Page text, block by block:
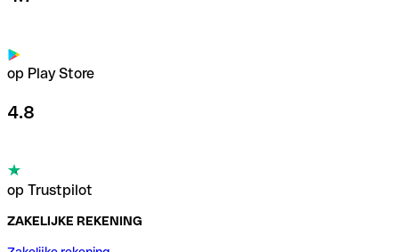
op Play Store
4.8
op Trustpilot
ZAKELIJKE REKENING